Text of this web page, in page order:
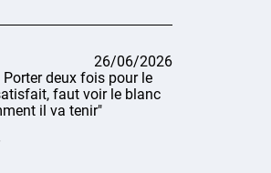
26/06/2026
deux fois pour le
faut voir le blanc
il va tenir"